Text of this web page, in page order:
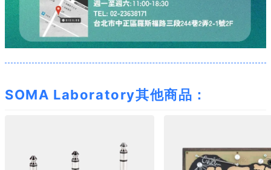
SOMA Laboratory其他商品：